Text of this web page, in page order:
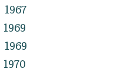
1967
1969
1969
1970